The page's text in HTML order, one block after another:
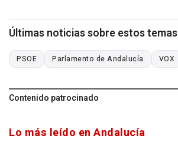
Últimas noticias sobre estos temas
PSOE Parlamento de Andalucía VOX
Contenido patrocinado
Lo más leído en Andalucía